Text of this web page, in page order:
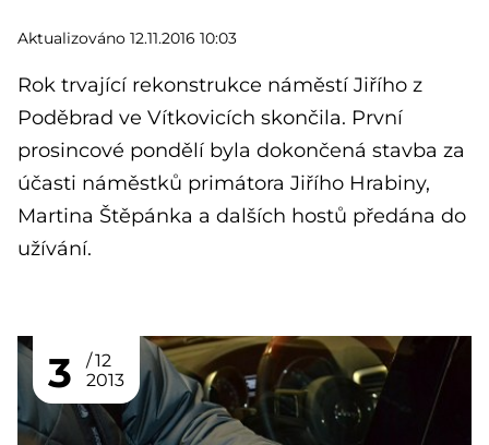
Aktualizováno 12.11.2016 10:03
Rok trvající rekonstrukce náměstí Jiřího z
Poděbrad ve Vítkovicích skončila. První
prosincové pondělí byla dokončená stavba za
účasti náměstků primátora Jiřího Hrabiny,
Martina Štěpánka a dalších hostů předána do
užívání.
3
12
2013